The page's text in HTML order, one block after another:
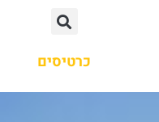
כרטיסים